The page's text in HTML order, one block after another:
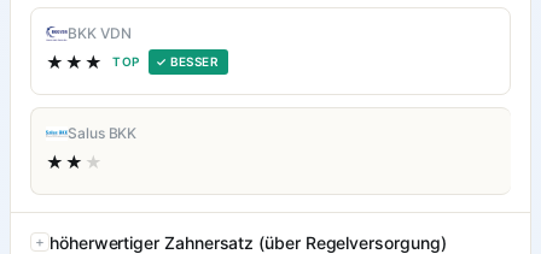
BKK VDN
★★★ TOP ✓ BESSER
Salus BKK
★★ ★
höherwertiger Zahnersatz (über Regelversorgung)